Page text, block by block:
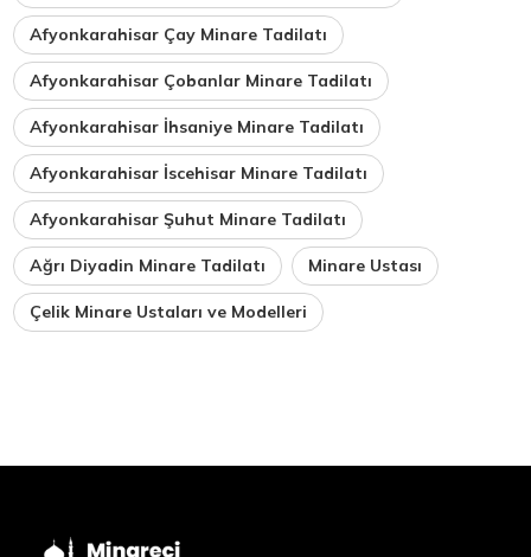
Afyonkarahisar Çay Minare Tadilatı
Afyonkarahisar Çobanlar Minare Tadilatı
Afyonkarahisar İhsaniye Minare Tadilatı
Afyonkarahisar İscehisar Minare Tadilatı
Afyonkarahisar Şuhut Minare Tadilatı
Ağrı Diyadin Minare Tadilatı Minare Ustası
Çelik Minare Ustaları ve Modelleri